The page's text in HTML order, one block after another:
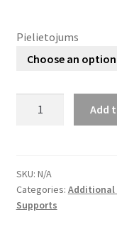
Pielietojums
27-
40
mm
Add
SKU: N/A
Categories:
Supports